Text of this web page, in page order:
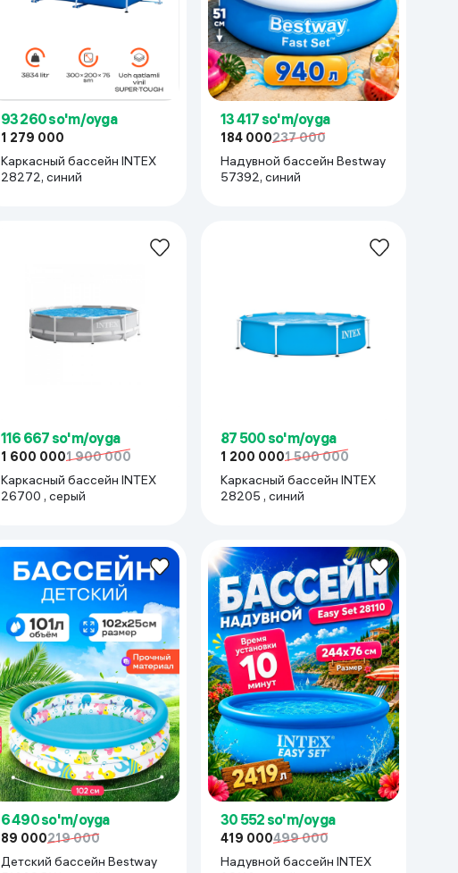
93 260 so'm/oyga
1 279 000
Каркасный бассейн INTEX
28272, синий
13 417 so'm/oyga
184 000237 000
Надувной бассейн Bestway
57392, синий
116 667 so'm/oyga
1 600 0001 900 000
Каркасный бассейн INTEX
26700 , серый
87 500 so'm/oyga
1 200 0001 500 000
Каркасный бассейн INTEX
28205 , синий
6 490 so'm/oyga
89 000219 000
Детский бассейн Bestway
30 552 so'm/oyga
419 000499 000
Надувной бассейн INTEX